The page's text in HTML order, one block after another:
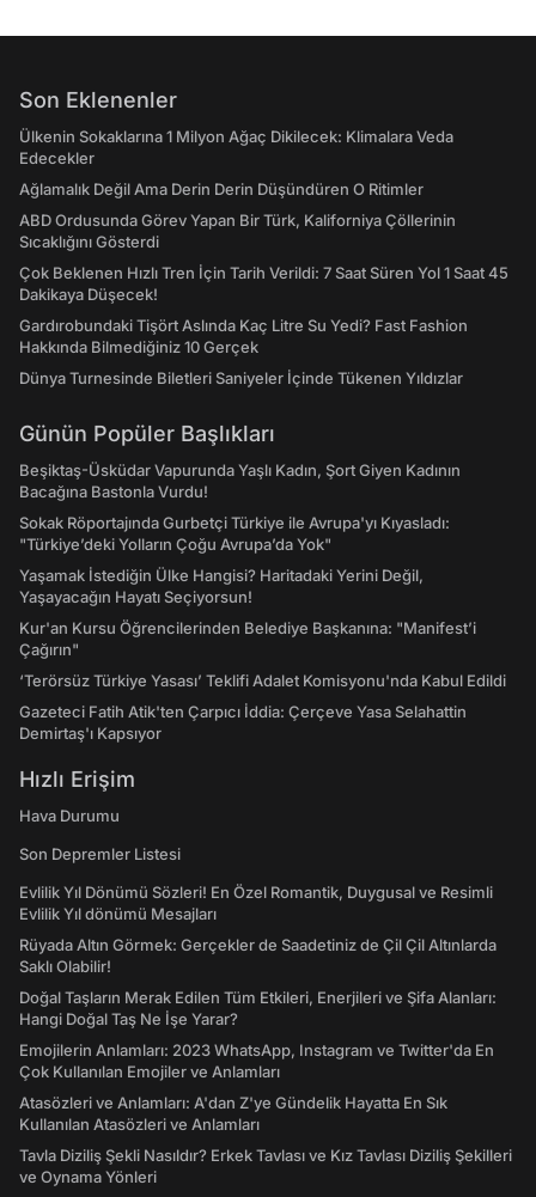
Son Eklenenler
Ülkenin Sokaklarına 1 Milyon Ağaç Dikilecek: Klimalara Veda
Edecekler
Ağlamalık Değil Ama Derin Derin Düşündüren O Ritimler
ABD Ordusunda Görev Yapan Bir Türk, Kaliforniya Çöllerinin
Sıcaklığını Gösterdi
Çok Beklenen Hızlı Tren İçin Tarih Verildi: 7 Saat Süren Yol 1 Saat 45
Dakikaya Düşecek!
Gardırobundaki Tişört Aslında Kaç Litre Su Yedi? Fast Fashion
Hakkında Bilmediğiniz 10 Gerçek
Dünya Turnesinde Biletleri Saniyeler İçinde Tükenen Yıldızlar
Günün Popüler Başlıkları
Beşiktaş-Üsküdar Vapurunda Yaşlı Kadın, Şort Giyen Kadının
Bacağına Bastonla Vurdu!
Sokak Röportajında Gurbetçi Türkiye ile Avrupa'yı Kıyasladı:
"Türkiye’deki Yolların Çoğu Avrupa’da Yok"
Yaşamak İstediğin Ülke Hangisi? Haritadaki Yerini Değil,
Yaşayacağın Hayatı Seçiyorsun!
Kur'an Kursu Öğrencilerinden Belediye Başkanına: "Manifest’i
Çağırın"
‘Terörsüz Türkiye Yasası’ Teklifi Adalet Komisyonu'nda Kabul Edildi
Gazeteci Fatih Atik'ten Çarpıcı İddia: Çerçeve Yasa Selahattin
Demirtaş'ı Kapsıyor
Hızlı Erişim
Hava Durumu
Son Depremler Listesi
Evlilik Yıl Dönümü Sözleri! En Özel Romantik, Duygusal ve Resimli
Evlilik Yıl dönümü Mesajları
Rüyada Altın Görmek: Gerçekler de Saadetiniz de Çil Çil Altınlarda
Saklı Olabilir!
Doğal Taşların Merak Edilen Tüm Etkileri, Enerjileri ve Şifa Alanları:
Hangi Doğal Taş Ne İşe Yarar?
Emojilerin Anlamları: 2023 WhatsApp, Instagram ve Twitter'da En
Çok Kullanılan Emojiler ve Anlamları
Atasözleri ve Anlamları: A'dan Z'ye Gündelik Hayatta En Sık
Kullanılan Atasözleri ve Anlamları
Tavla Diziliş Şekli Nasıldır? Erkek Tavlası ve Kız Tavlası Diziliş Şekilleri
ve Oynama Yönleri